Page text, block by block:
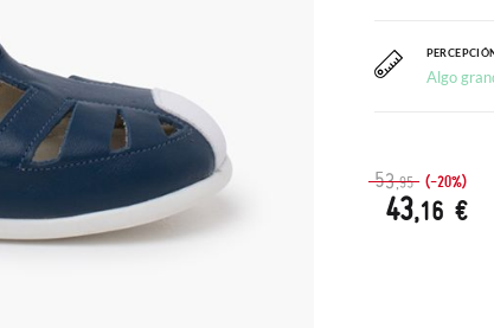
Algo
53,95 (-20%)
43,16 €